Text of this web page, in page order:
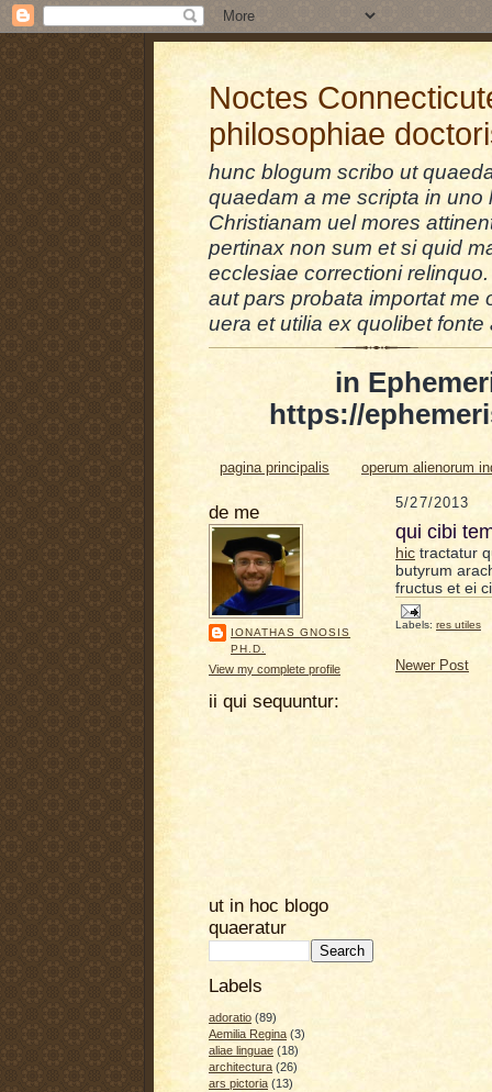
Noctes
philosophiae
hunc blogum scribo ut
quaedam a me scripta in
Christianam uel mores
pertinax non sum et si quid
ecclesiae correctioni
aut pars probata importat me
uera et utilia ex quolibet fonte
in
https://
pagina principalis operum alienorum
de me
IONATHAS GNOSIS
PH.D.
View my complete profile
ii qui sequuntur:
ut in hoc blogo
quaeratur
Labels
adoratio (89)
Aemilia Regina (3)
aliae linguae (18)
architectura (26)
ars pictoria (13)
5/27/2013
qui cibi
hic tractatur
butyrum
fructus et ei
Labels: res utiles
Newer Post